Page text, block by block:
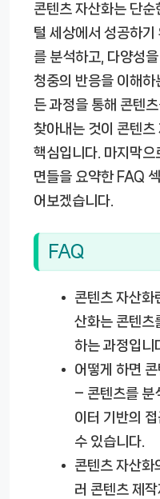
콘텐츠 자산화는 단순
털 세상에서 성공하
를 분석하고, 다양성
청중의 반응을 이해하
든 과정을 통해 콘텐
찾아내는 것이 콘텐츠
핵심입니다. 마지막으
면들을 요약한 FAQ
어보겠습니다.
FAQ
콘텐츠 자산화
산화는 콘텐츠
하는 과정입니
어떻게 하면
– 콘텐츠를 분
이터 기반의
수 있습니다.
콘텐츠 자산화
러 콘텐츠 제